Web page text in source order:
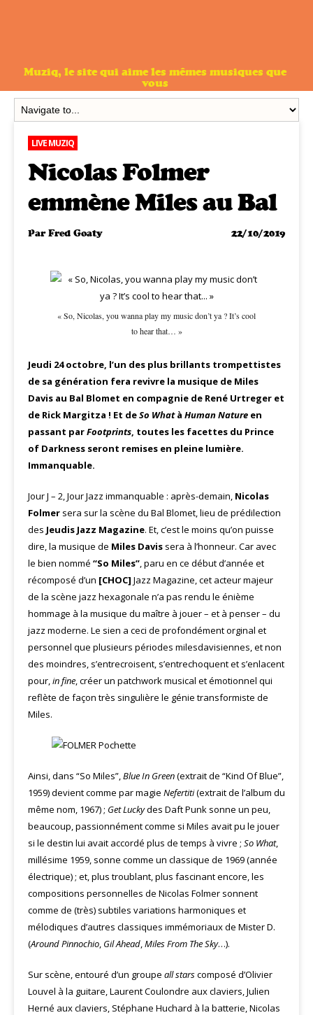
Muziq, le site qui aime les mêmes musiques que
vous
LIVE MUZIQ
Nicolas Folmer
emmène Miles au Bal
ParFred Goaty 22/10/2019
« So, Nicolas, you wanna play my music don’t ya ? It’s cool
to hear that… »
Jeudi 24 octobre, l’un des plus brillants trompettistes
de sa génération fera revivre la musique de Miles
Davis au Bal Blomet en compagnie de René Urtreger et
de Rick Margitza ! Et deSo Whatà Human Nature en
passant parFootprints, toutes les facettes du Prince
of Darkness seront remises en pleine lumière.
Immanquable.
Jour J – 2, Jour Jazz immanquable : après-demain, Nicolas
Folmer sera sur la scène du Bal Blomet, lieu de prédilection
des Jeudis Jazz Magazine. Et, c’est le moins qu’on puisse
dire, la musique de Miles Davis sera à l’honneur. Car avec
le bien nommé “So Miles”, paru en ce début d’année et
récomposé d’un [CHOC] Jazz Magazine, cet acteur majeur
de la scène jazz hexagonale n’a pas rendu le énième
hommage à la musique du maître à jouer – et à penser – du
jazz moderne. Le sien a ceci de profondément orginal et
personnel que plusieurs périodes milesdavisiennes, et non
des moindres, s’entrecroisent, s’entrechoquent et s’enlacent
pour,in fine, créer un patchwork musical et émotionnel qui
reflète de façon très singulière le génie transformiste de
Miles.
Ainsi, dans “So Miles”,Blue In Green(extrait de “Kind Of Blue”,
1959) devient comme par magie Nefertiti(extrait de l’album du
même nom, 1967) ; Get Luckydes Daft Punk sonne un peu,
beaucoup, passionnément comme si Miles avait pu le jouer
si le destin lui avait accordé plus de temps à vivre ; So What,
millésime 1959, sonne comme un classique de 1969 (année
électrique) ; et, plus troublant, plus fascinant encore, les
compositions personnelles de Nicolas Folmer sonnent
comme de (très) subtiles variations harmoniques et
mélodiques d’autres classiques immémoriaux de Mister D.
(Around Pinnochio, Gil Ahead,Miles From The Sky…).
Sur scène, entouré d’un groupe all starscomposé d’Olivier
Louvel à la guitare, Laurent Coulondre aux claviers, Julien
Herné aux claviers, Stéphane Huchard à la batterie, Nicolas